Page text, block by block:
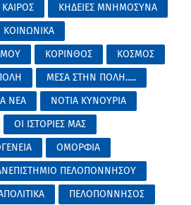
ΚΑΙΡΟΣ
ΚΗΔΕΙΕΣ ΜΝΗΜΟΣΥΝΑ
ΚΟΙΝΩΝΙΚΑ
ΚΟΡΙΝΘΟΣ
ΚΟΣΜΟΣ
ΜΕΣΑ ΣΤΗΝ ΠΟΛΗ.....
ΝΕΑ
ΝΟΤΙΑ ΚΥΝΟΥΡΙΑ
ΟΙ ΙΣΤΟΡΙΕΣ ΜΑΣ
ΟΜΟΡΦΙΑ
ΠΕΛΟΠΟΝΝΗΣΟΥ
ΠΕΛΟΠΟΝΝΗΣΟΣ